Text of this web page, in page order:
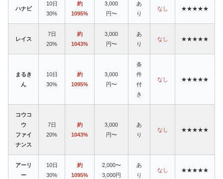
ハナビ
10日
30%
約
1095%
3,000
円〜
あ
り
なし ★★★★★
レイス
7日
20%
約
1043%
3,000
円〜
あ
り
なし ★★★★★
まるき
ん
10日
30%
約
1095%
3,000
円〜
条
件
付
き
なし ★★★★★
コウコ
ウ
ファイ
ナンス
7日
20%
約
1043%
3,000
円〜
あ
り
なし ★★★★★
アーリ
ー
10日
30%
約
1095%
2,000〜
3,000円
あ
り
なし ★★★★★